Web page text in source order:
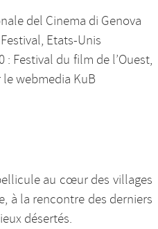
del Cinema di Genova
Etats-Unis
: Festival du film de l’Ouest,
webmedia KuB
au cœur des villages
à la rencontre des derniers
désertés.